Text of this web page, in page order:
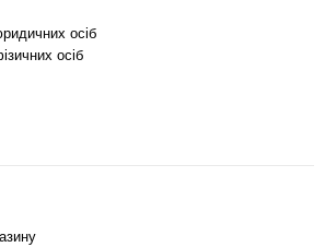
осіб
осіб